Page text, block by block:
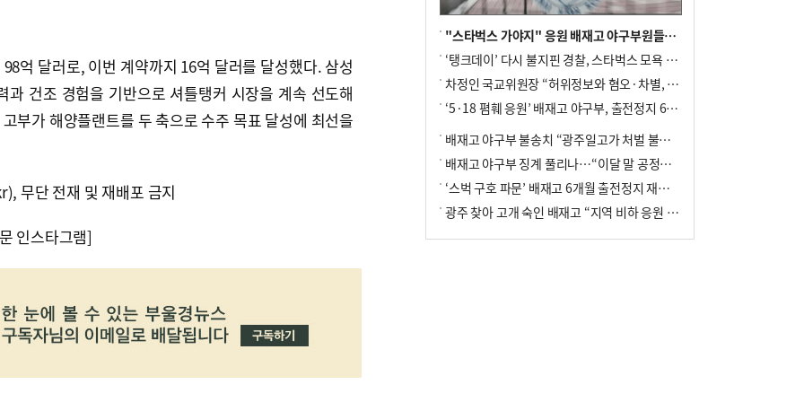
억 달러로, 이번 계약까지 16억 달러를 달성했다. 삼성
과 건조 경험을 기반으로 셔틀탱커 시장을 계속 선도해
부가 해양플랜트를 두 축으로 수주 목표 달성에 최선을
무단 전재 및 재배포 금지
인스타그램]
"스타벅스 가야지" 응원 배재고 야구부원들, 학교서 징계 처분
‘탱크데이’ 다시 불지핀 경찰, 스타벅스 모욕 혐의 압수수색
차정인 국교위원장 “허위정보와 혐오·차별, 학교 교실까지 유입"
‘5·18 폄훼 응원’ 배재고 야구부, 출전정지 6개월→1개월 감경
배재고 야구부 불송치 “광주일고가 처벌 불원 의사 표해”
배재고 야구부 징계 풀리나…“이달 말 공정위서 재심의”
‘스벅 구호 파문’ 배재고 6개월 출전정지 재심 신청키로
광주 찾아 고개 숙인 배재고 “지역 비하 응원 잘못”(종합)